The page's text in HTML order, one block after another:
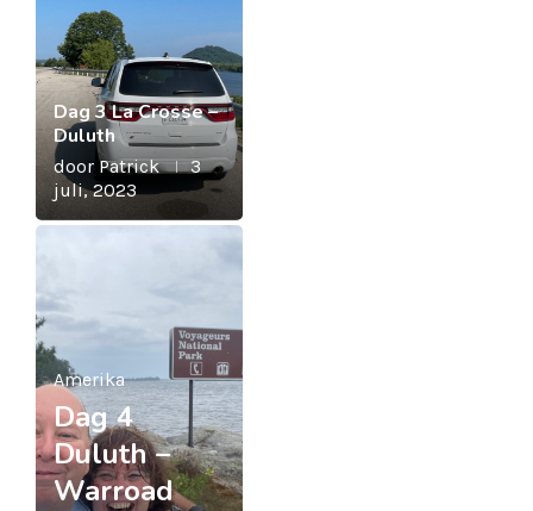
Dag 3 La Crosse –
Duluth
door Patrick
3
juli, 2023
Amerika
Dag 4
Duluth –
Warroad